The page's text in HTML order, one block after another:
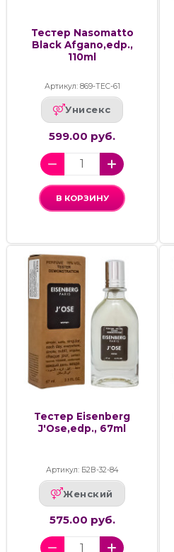
Тестер Nasomatto
Black Afgano,edp.,
110ml
Артикул: 869-ТЕС-61
Унисекс
599.00 руб.
В КОРЗИНУ
Тестер Eisenberg
J'Ose,edp., 67ml
Артикул: Б2В-32-84
Женский
575.00 руб.